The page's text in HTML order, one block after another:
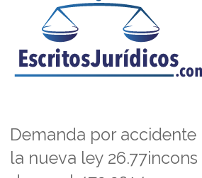
Demanda por accidente
la nueva ley 26.77incons